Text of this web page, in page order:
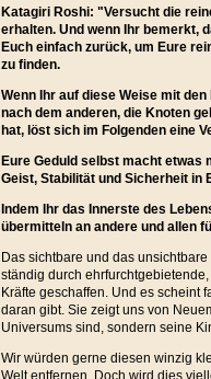
Katagiri Roshi: "Versucht die
erhalten. Und wenn Ihr bemerkt,
Euch einfach zurück, um Eure
zu finden.
Wenn Ihr auf diese Weise mit
nach dem anderen, die Knoten
hat, löst sich im Folgenden eine
Eure Geduld selbst macht etwas
Geist, Stabilität und Sicherheit in
Indem Ihr das Innerste des
übermitteln an andere und allen
Das sichtbare und das
ständig durch
Kräfte geschaffen. Und es scheint
daran gibt. Sie zeigt uns von
Universums sind, sondern seine
Wir würden gerne diesen winzig
Welt entfernen. Doch wird dies